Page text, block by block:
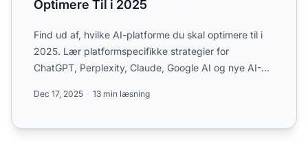
Optimere Til i 2025
Find ud af, hvilke AI-platforme du skal optimere til i
2025. Lær platformspecifikke strategier for
ChatGPT, Perplexity, Claude, Google AI og nye AI-
Dec 17, 2025 13 min læsning